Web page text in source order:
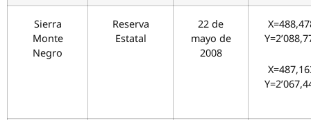
Sierra
Monte
Negro
Reserva
Estatal
22 de
mayo de
2008